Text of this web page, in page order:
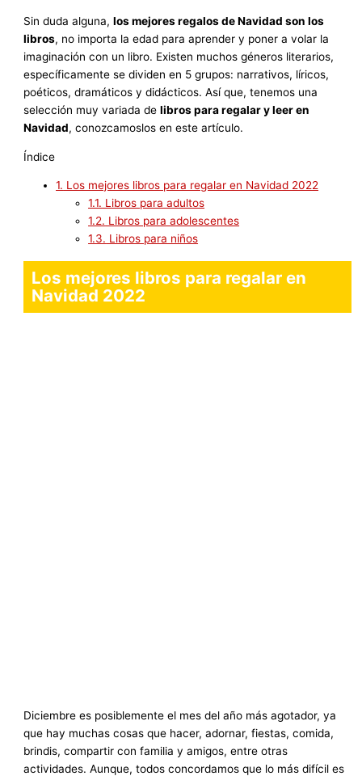
Sin duda alguna,los mejores regalos de Navidad son los
libros, no importa la edad para aprender y poner a volar la
imaginación con un libro. Existen muchos géneros literarios,
específicamente se dividen en 5 grupos: narrativos, líricos,
poéticos, dramáticos y didácticos. Así que, tenemos una
selección muy variada delibros para regalar y leer en
Navidad, conozcamoslos en este artículo.
Índice
1. Los mejores libros para regalar en Navidad 2022
1.1. Libros para adultos
1.2. Libros para adolescentes
1.3. Libros para niños
Los mejores libros para regalar en
Navidad 2022
Diciembre es posiblemente el mes del año más agotador, ya
que hay muchas cosas que hacer, adornar, fiestas, comida,
brindis, compartir con familia y amigos, entre otras
actividades. Aunque, todos concordamos que lo más difícil es